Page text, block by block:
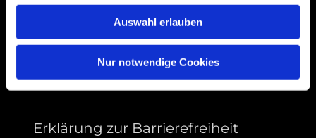
Auswahl erlauben
Nur notwendige Cookies
Erklärung zur Barrierefreiheit